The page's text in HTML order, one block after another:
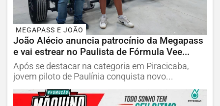
MEGAPASS E JOÃO
João Alécio anuncia patrocínio da Megapass
e vai estrear no Paulista de Fórmula Vee...
Após se destacar na categoria em Piracicaba,
jovem piloto de Paulínia conquista novo...